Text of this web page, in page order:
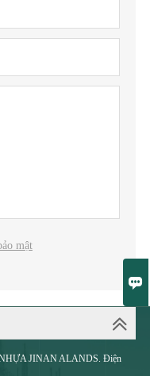

mật
JINAN ALANDS. Điện